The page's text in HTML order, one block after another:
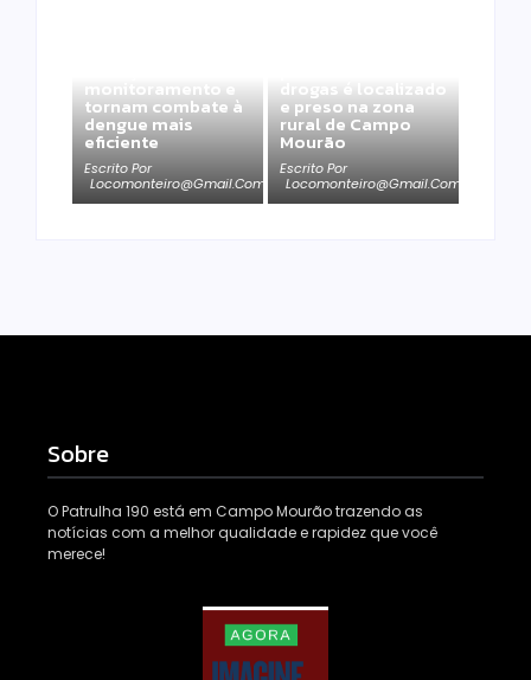
monitoramento e
tornam combate à
dengue mais
eficiente
Escrito Por
Locomonteiro@gmail.com
drogas é localizado
e preso na zona
rural de Campo
Mourão
Escrito Por
Locomonteiro@gmail.com
Sobre
O Patrulha 190 está em Campo Mourão trazendo as
notícias com a melhor qualidade e rapidez que você
merece!